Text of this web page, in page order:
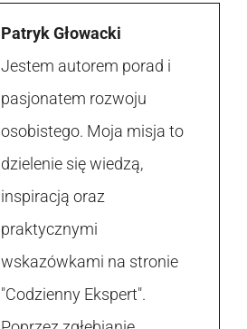
Patryk Głowacki
Jestem autorem porad i
pasjonatem rozwoju
osobistego. Moja misja to
dzielenie się wiedzą,
inspiracją oraz
praktycznymi
wskazówkami na stronie
"Codzienny Ekspert".